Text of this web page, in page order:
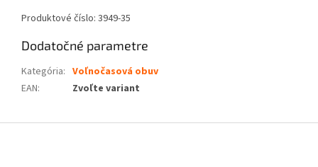
Produktové číslo: 3949-35
Dodatočné parametre
Kategória: Voľnočasová obuv
EAN: Zvoľte variant